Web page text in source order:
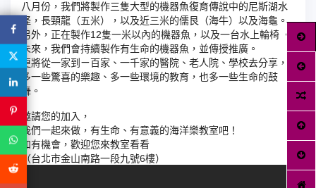
八月份，我們將製作三隻大型的機器魚復育傳說中的尼斯湖水
怪，長頸龍（五米），以及近三米的儒艮（海牛）以及海龜。
另外，正在製作12隻一米以內的機器魚，以及一台水上輪椅 。
未來，我們會持續製作有生命的機器魚，並傳授推廣。
更將從一家到ㄧ百家、一千家的醫院、老人院、學校去分享，
多一些驚喜的樂趣、多一些環境的教育，也多一些生命的鼓
舞。
邀請您的加入，
我們一起來做，有生命、有意義的海洋樂教室吧！
如有機會，歡迎您來教室看看
（台北市金山南路一段九號6樓）